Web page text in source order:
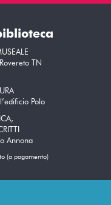
TN
Polo
Annona
(a pagamento)